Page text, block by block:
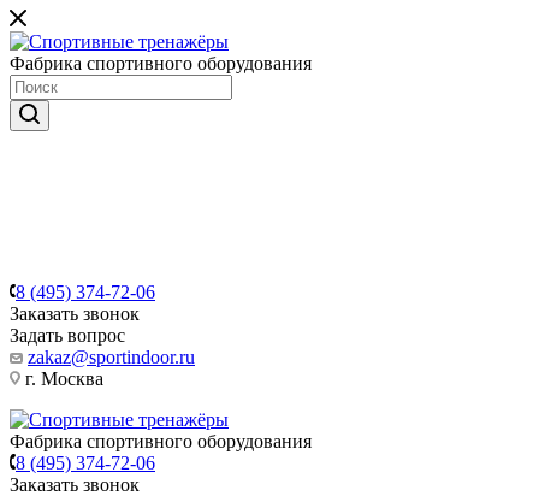
Фабрика спортивного оборудования
8 (495) 374-72-06
Заказать звонок
Задать вопрос
zakaz@sportindoor.ru
г. Москва
Фабрика спортивного оборудования
8 (495) 374-72-06
Заказать звонок